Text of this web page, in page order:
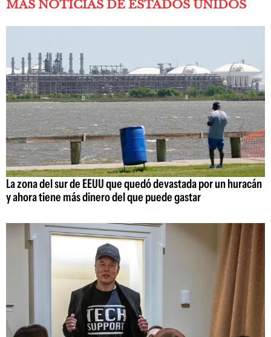
MÁS NOTICIAS DE ESTADOS UNIDOS
La zona del sur de EEUU que quedó devastada por un huracán
y ahora tiene más dinero del que puede gastar